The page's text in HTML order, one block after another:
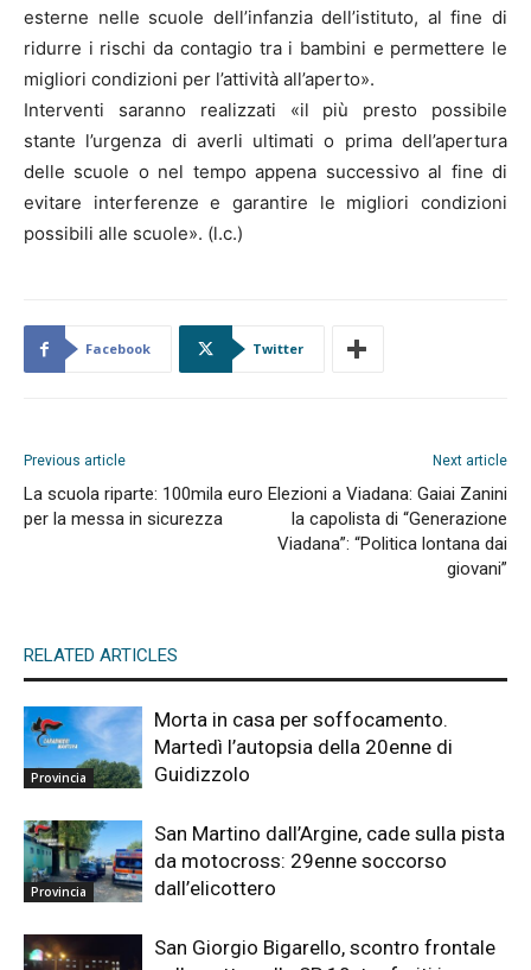
esterne nelle scuole dell’infanzia dell’istituto, al fine di
ridurre i rischi da contagio tra i bambini e permettere le
migliori condizioni per l’attività all’aperto».
Interventi saranno realizzati «il più presto possibile
stante l’urgenza di averli ultimati o prima dell’apertura
delle scuole o nel tempo appena successivo al fine di
evitare interferenze e garantire le migliori condizioni
possibili alle scuole». (l.c.)
Facebook Twitter
Previous article
La scuola riparte: 100mila euro
per la messa in sicurezza
Next article
Elezioni a Viadana: Gaiai Zanini
la capolista di “Generazione
Viadana”: “Politica lontana dai
giovani”
RELATED ARTICLES
Provincia
Morta in casa per soffocamento.
Martedì l’autopsia della 20enne di
Guidizzolo
Provincia
San Martino dall’Argine, cade sulla pista
da motocross: 29enne soccorso
dall’elicottero
San Giorgio Bigarello, scontro frontale